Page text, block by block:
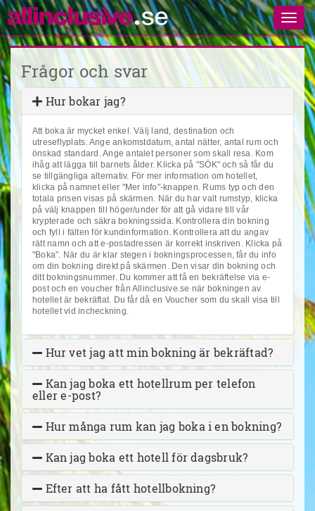
Frågor och svar
Hur bokar jag?
Att boka är mycket enkel. Välj land, destination och
utreseflyplats. Ange ankomstdatum, antal nätter, antal rum och
önskad standard. Ange antalet personer som skall resa. Kom
ihåg att lägga till barnets ålder. Klicka på "SÖK" och så får du
se tillgängliga alternativ. För mer information om hotellet,
klicka på namnet eller "Mer info"-knappen. Rums typ och den
totala prisen visas på skärmen. När du har valt rumstyp, klicka
på välj knappen till höger/under för att gå vidare till vår
krypterade och säkra bokningssida. Kontrollera din bokning
och fyll i fälten för kundinformation. Kontrollera att du angav
rätt namn och att e-postadressen är korrekt inskriven. Klicka på
"Boka". När du är klar stegen i bokningsprocessen, får du info
om din bokning direkt på skärmen. Den visar din bokning och
ditt bokningsnummer. Du kommer att få en bekräftelse via e-
post och en voucher från Allinclusive.se när bokningen av
hotellet är bekräftat. Du får då en Voucher som du skall visa till
hotellet vid incheckning.
Hur vet jag att min bokning är bekräftad?
Kan jag boka ett hotellrum per telefon
eller e-post?
Hur många rum kan jag boka i en bokning?
Kan jag boka ett hotell för dagsbruk?
Efter att ha fått hotellbokning?